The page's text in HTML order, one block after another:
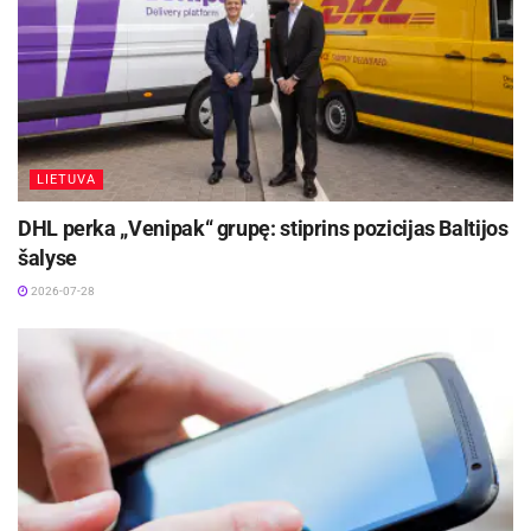
Aktualios naujienos
Iki dešimtadalio skubiosios medicinos pagalbos
paslaugų galės būti suteiktos išplėstinės
praktikos slaugytojų
2026-08-06
Rugpjūčio 11-ąją Utenoje vyks nacionalinės
„Maisto banko“ civilinės saugos pratybos
2026-08-06
„Na ir žinoma, turime savo nuostabią ir aktyvią
bendruomenę. Jos nariai taip pat prisideda prie
idėjų, daiktų ir namelių pasiūlymų, balsavimų ir
skleidžia žinią apie mūsų veiklą”, – pažymi I.
Maleckaitė.
„Keliautojų namelių“ komanda tiki, kad
LIETUVA
DHL perka „Venipak“ grupę: stiprins pozicijas Baltijos
šalyse
2026-07-28